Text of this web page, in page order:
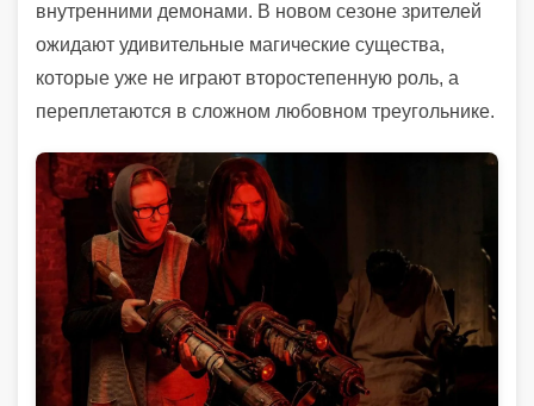
внутренними демонами. В новом сезоне зрителей
ожидают удивительные магические существа,
которые уже не играют второстепенную роль, а
переплетаются в сложном любовном треугольнике.